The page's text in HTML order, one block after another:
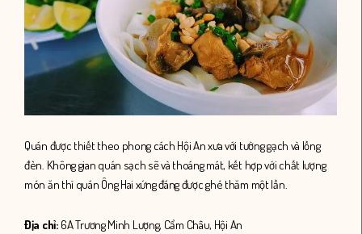
Quán được thiết theo phong cách Hội An xưa với tường gạch và lồng
đèn. Không gian quán sạch sẽ và thoáng mát, kết hợp với chất lượng
món ăn thì quán Ông Hai xứng đáng được ghé thăm một lần.
Địa chỉ: 6A Trương Minh Lượng, Cẩm Châu, Hội An